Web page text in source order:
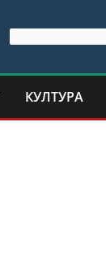
КУЛТУРА